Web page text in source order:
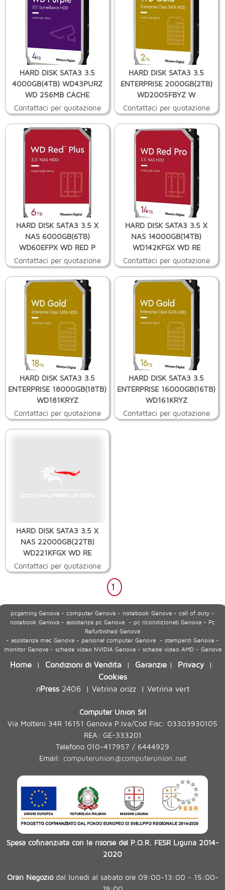
HARD DISK SATA3 3.5
4000GB(4TB) WD43PURZ
WD 256MB CACHE
Contattaci per quotazione
HARD DISK SATA3 3.5
ENTERPRISE 2000GB(2TB)
WD2005FBYZ W
Contattaci per quotazione
HARD DISK SATA3 3.5 X
NAS 6000GB(6TB)
WD60EFPX WD RED P
Contattaci per quotazione
HARD DISK SATA3 3.5 X
NAS 14000GB(14TB)
WD142KFGX WD RE
Contattaci per quotazione
HARD DISK SATA3 3.5
ENTERPRISE 18000GB(18TB)
WD181KRYZ
Contattaci per quotazione
HARD DISK SATA3 3.5
ENTERPRISE 16000GB(16TB)
WD161KRYZ
Contattaci per quotazione
HARD DISK SATA3 3.5 X
NAS 22000GB(22TB)
WD221KFGX WD RE
Contattaci per quotazione
1
pcgaming Genova - computer Genova - notebook Genova - call of duty -
notebook Genova - assistenza pc Genova - pc ricondizionati Genova - Pc
Refurbished Genova
- assistenza mac Genova - personal computer Genova - stampanti Genova -
monitor Genova - schede video NVIDIA Genova - schede video AMD - Genova
Home | Condizioni di Vendita | Garanzie | Privacy|
Cookies
nPress2406| Vetrina orizz| Vetrina vert
Computer Union Srl
Via Molteni 34R 16151 Genova P.Iva/Cod Fisc: 03303930105
REA: GE-333201
Telefono 010-417957 / 6444929
Email: computerunion@computerunion.net
Spesa cofinanziata con le risorse del P.O.R. FESR Liguria 2014-
2020
Orari Negoziodal lunedì al sabato ore 09:00-13:00 - 15:00-